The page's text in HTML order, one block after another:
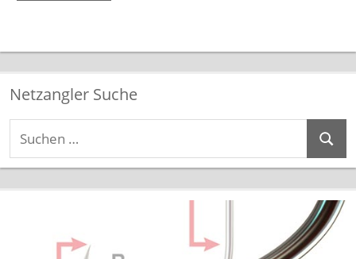
Netzangler Suche
Suchen
nach: